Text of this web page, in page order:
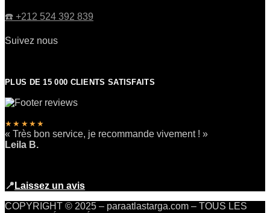
☎️​ +212 524 392 839
Suivez nous
PLUS DE 15 000 CLIENTS SATISFAITS
★★★★★
« Très bon service, je recommande vivement ! »
Leila B.
📍 Laissez un avis
COPYRIGHT © 2025 – paraatlastarga.com – TOUS LES